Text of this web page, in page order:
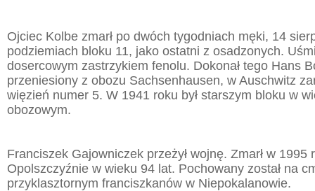
Ojciec Kolbe zmarł po dwóch tygodniach męki, 14
podziemiach bloku 11, jako ostatni z osadzonych.
dosercowym zastrzykiem fenolu. Dokonał tego Hans
przeniesiony z obozu Sachsenhausen, w Auschwitz
więzień numer 5. W 1941 roku był starszym bloku w
obozowym.
Franciszek Gajowniczek przeżył wojnę. Zmarł w 1995
Opolszczyźnie w wieku 94 lat. Pochowany został na
przyklasztornym franciszkanów w Niepokalanowie.